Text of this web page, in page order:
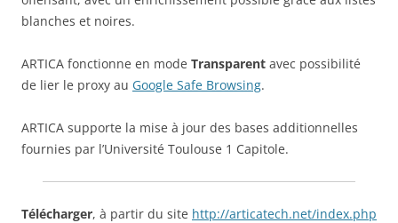
blanches et noires.
ARTICA fonctionne en mode Transparent avec possibilité
de lier le proxy au Google Safe Browsing.
ARTICA supporte la mise à jour des bases additionnelles
fournies par l’Université Toulouse 1 Capitole.
Télécharger, à partir du site http://articatech.net/index.php